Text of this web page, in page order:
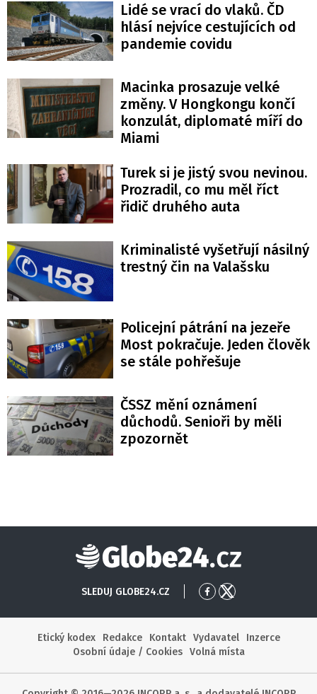
Lidé se vrací do vlaků. ČD
hlásí nejvíce cestujících od
pandemie covidu
Macinka prosazuje velké
změny. V Hongkongu končí
konzulát, diplomaté míří do
Miami
Turek si je jistý svou nevinou.
Prozradil, co mu měl říct
řidič druhého auta
Kriminalisté vyšetřují násilný
trestný čin na Valašsku
Policejní pátrání na jezeře
Most pokračuje. Jeden člověk
se stále pohřešuje
ČSSZ mění oznámení
důchodů. Senioři by měli
zpozornět
Globe24
SLEDUJ GLOBE24.CZ
Přejít
Facebook
Přejít
X
Etický kodex
Redakce Kontakt Vydavatel
Inzerce
Osobní údaje / Cookies
Volná místa